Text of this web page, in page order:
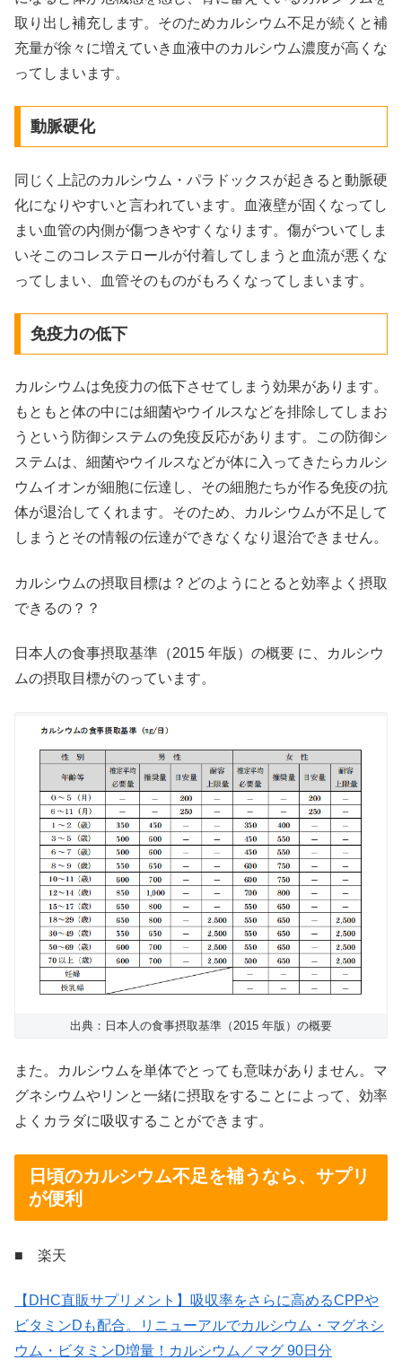
取り出し補充します。そのためカルシウム不足が続くと補
充量が徐々に増えていき血液中のカルシウム濃度が高くな
ってしまいます。
動脈硬化
同じく上記のカルシウム・パラドックスが起きると動脈硬
化になりやすいと言われています。血液壁が固くなってし
まい血管の内側が傷つきやすくなります。傷がついてしま
いそこのコレステロールが付着してしまうと血流が悪くな
ってしまい、血管そのものがもろくなってしまいます。
免疫力の低下
カルシウムは免疫力の低下させてしまう効果があります。
もともと体の中には細菌やウイルスなどを排除してしまお
うという防御システムの免疫反応があります。この防御シ
ステムは、細菌やウイルスなどが体に入ってきたらカルシ
ウムイオンが細胞に伝達し、その細胞たちが作る免疫の抗
体が退治してくれます。そのため、カルシウムが不足して
しまうとその情報の伝達ができなくなり退治できません。
カルシウムの摂取目標は？どのようにとると効率よく摂取
できるの？？
日本人の食事摂取基準（2015 年版）の概要 に、カルシウ
ムの摂取目標がのっています。
出典：日本人の食事摂取基準（2015 年版）の概要
また。カルシウムを単体でとっても意味がありません。マ
グネシウムやリンと一緒に摂取をすることによって、効率
よくカラダに吸収することができます。
日頃のカルシウム不足を補うなら、サプリ
が便利
■ 楽天
【DHC直販サプリメント】吸収率をさらに高めるCPPや
ビタミンDも配合。リニューアルでカルシウム・マグネシ
ウム・ビタミンD増量！カルシウム／マグ 90日分